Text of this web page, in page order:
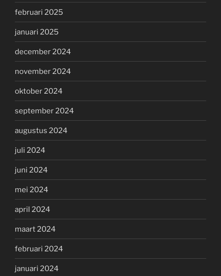
februari 2025
januari 2025
december 2024
november 2024
oktober 2024
september 2024
augustus 2024
juli 2024
juni 2024
mei 2024
april 2024
maart 2024
februari 2024
januari 2024